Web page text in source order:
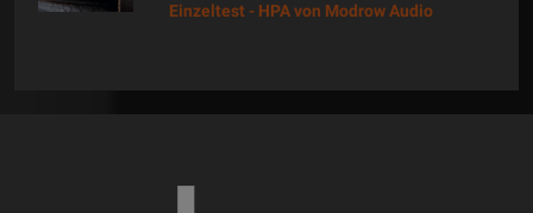
Einzeltest - HPA von Modrow Audio